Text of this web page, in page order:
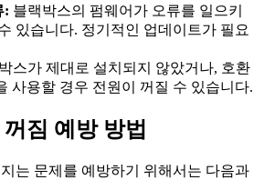
: 블랙박스의 펌웨어가 오류를 일으키
있습니다. 정기적인 업데이트가 필요
스가 제대로 설치되지 않았거나, 호환
사용할 경우 전원이 꺼질 수 있습니다.
짐 예방 방법
는 문제를 예방하기 위해서는 다음과